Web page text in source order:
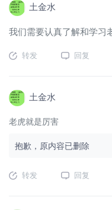
土金水
我们需要认真了解和学习
转发 回复
土金水
老虎就是厉害
抱歉，原内容已删除
转发 回复